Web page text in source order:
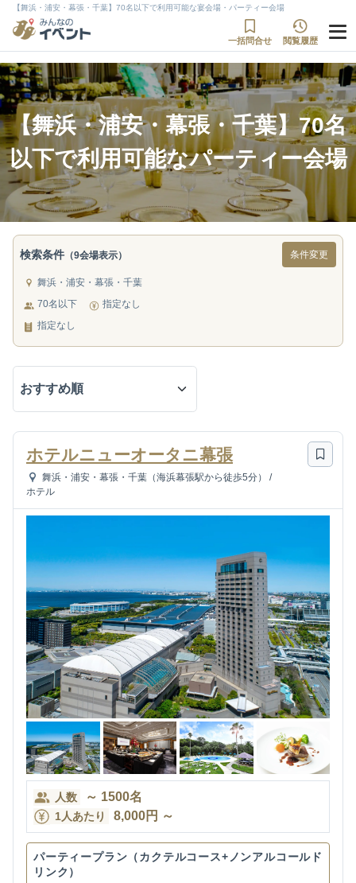
【舞浜・浦安・幕張・千葉】70名以下で利用可能な宴会場・パーティー会場
一括問合せ 閲覧履歴
【舞浜・浦安・幕張・千葉】70名
以下で利用可能なパーティー会場
検索条件 （9会場表示） 条件変更
舞浜・浦安・幕張・千葉
70名以下
指定なし
指定なし
ホテルニューオータニ幕張
舞浜・浦安・幕張・千葉（海浜幕張駅から徒歩5分）
/
ホテル
人数 ～ 1500名
1人あたり 8,000円 ～
パーティープラン（カクテルコース+ノンアルコールド
リンク）